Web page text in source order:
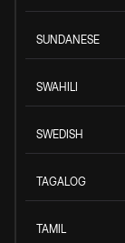
SUNDANESE
SWAHILI
SWEDISH
TAGALOG
TAMIL